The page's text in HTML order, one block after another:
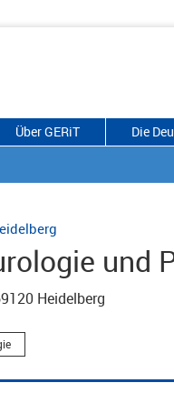
Über GERiT Die
und
Heidelberg